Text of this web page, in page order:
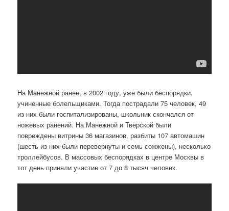
На Манежной ранее, в 2002 году, уже были беспорядки,
учиненные болельщиками. Тогда пострадали 75 человек, 49
из них были госпитализированы, школьник скончался от
ножевых ранений. На Манежной и Тверской были
повреждены витрины 36 магазинов, разбиты 107 автомашин
(шесть из них были перевернуты и семь сожжены), несколько
троллейбусов. В массовых беспорядках в центре Москвы в
тот день приняли участие от 7 до 8 тысяч человек.